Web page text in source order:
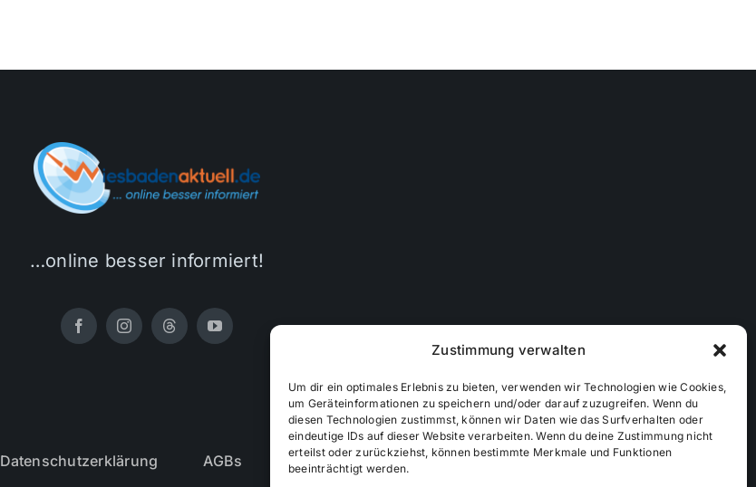
Zustimmung verwalten
Um dir ein optimales Erlebnis zu bieten, verwenden wir Technologien wie Cookies,
um Geräteinformationen zu speichern und/oder darauf zuzugreifen. Wenn du
diesen Technologien zustimmst, können wir Daten wie das Surfverhalten oder
eindeutige IDs auf dieser Website verarbeiten. Wenn du deine Zustimmung nicht
erteilst oder zurückziehst, können bestimmte Merkmale und Funktionen
beeinträchtigt werden.
…online besser informiert!
Datenschutzerklärung AGBs Cookie-Richtlinie (EU) Mediendaten